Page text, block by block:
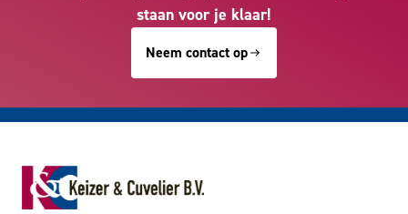
staan voor je klaar!
Neem contact op